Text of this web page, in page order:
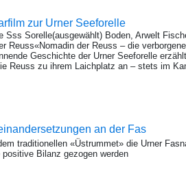
zur Urner Seeforelle
Sss Sorelle(ausgewählt) Boden, Arwelt
Reuss«Nomadin der Reuss – die
Geschichte der Urner Seeforelle
Reuss zu ihrem Laichplatz an – stets im
an der Fas
traditionellen «Üstrummet» die Urner
Bilanz gezogen werden